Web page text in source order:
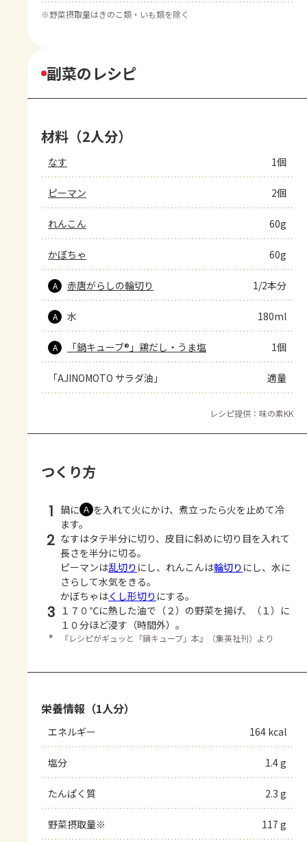
※野菜摂取量はきのこ類・いも類を除く
副菜のレシピ
材料（2人分）
なす 1個
ピーマン 2個
れんこん 60g
かぼちゃ 60g
A 赤唐がらしの輪切り 1/2本分
A 水 180ml
A 「鍋キューブ®」鶏だし・うま塩 1個
「AJINOMOTO サラダ油」 適量
レシピ提供：味の素KK
つくり方
1 鍋に Ａ を入れて火にかけ、煮立ったら火を止めて冷
ます。
2 なすはタテ半分に切り、皮目に斜めに切り目を入れて
長さを半分に切る。
ピーマンは乱切り にし、れんこんは輪切り にし、水に
さらして水気をきる。
かぼちゃはくし形切り にする。
3 １７０℃に熱した油で（２）の野菜を揚げ、（１）に
１０分ほど浸す（時間外）。
＊ 『レシピがギュッと「鍋キューブ」本』（集英社刊）より
栄養情報（1人分）
エネルギー 164 kcal
塩分 1.4 g
たんぱく質 2.3 g
野菜摂取量※ 117 g